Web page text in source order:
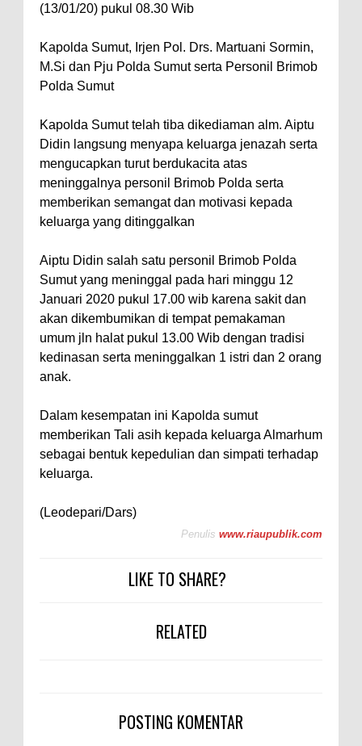
(13/01/20) pukul 08.30 Wib
Kapolda Sumut, Irjen Pol. Drs. Martuani Sormin,
M.Si dan Pju Polda Sumut serta Personil Brimob
Polda Sumut
Kapolda Sumut telah tiba dikediaman alm. Aiptu
Didin langsung menyapa keluarga jenazah serta
mengucapkan turut berdukacita atas
meninggalnya personil Brimob Polda serta
memberikan semangat dan motivasi kepada
keluarga yang ditinggalkan
Aiptu Didin salah satu personil Brimob Polda
Sumut yang meninggal pada hari minggu 12
Januari 2020 pukul 17.00 wib karena sakit dan
akan dikembumikan di tempat pemakaman
umum jln halat pukul 13.00 Wib dengan tradisi
kedinasan serta meninggalkan 1 istri dan 2 orang
anak.
Dalam kesempatan ini Kapolda sumut
memberikan Tali asih kepada keluarga Almarhum
sebagai bentuk kepedulian dan simpati terhadap
keluarga.
(Leodepari/Dars)
Penulis www.riaupublik.com
LIKE TO SHARE?
RELATED
POSTING KOMENTAR